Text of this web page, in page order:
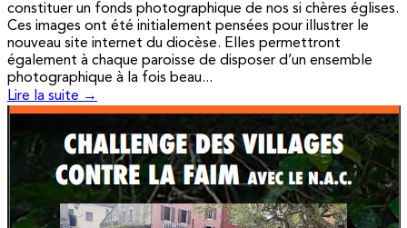
constituer un fonds photographique de nos si chères églises.
Ces images ont été initialement pensées pour illustrer le
nouveau site internet du diocèse. Elles permettront
également à chaque paroisse de disposer d’un ensemble
photographique à la fois beau...
Lire la suite →